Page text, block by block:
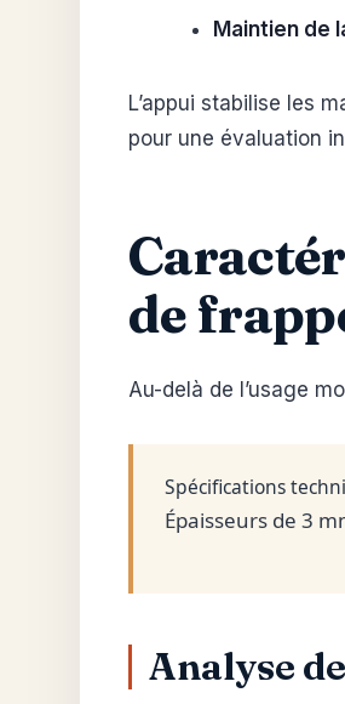
Maintien de
L’appui stabilise les
pour une évaluation
de
Au-delà de l’usage
Spécifications
Épaisseurs de 3
Analyse